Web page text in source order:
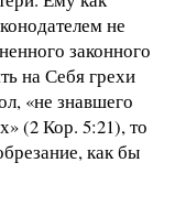
не
законного
на Себя грехи
«не знавшего
(2 Кор. 5:21), то
как бы